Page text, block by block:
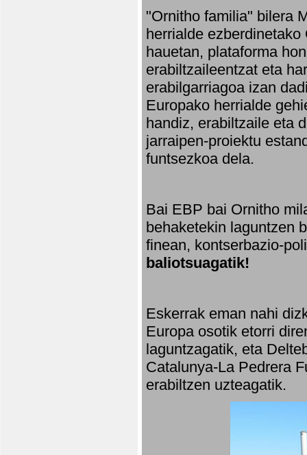
"Ornitho familia" bilera
herrialde
hauetan, plataforma
erabiltzaileentzat eta
erabilgarriagoa izan
Europako herrialde
handiz, erabiltzaile eta
jarraipen-proiektu
funtsezkoa dela.
Bai EBP bai Ornitho
behaketekin laguntzen
finean, kontserbazio-
baliotsuagatik!
Eskerrak eman nahi
Europa osotik etorri
laguntzagatik, eta
Catalunya-La Pedrera
erabiltzen uzteagatik.